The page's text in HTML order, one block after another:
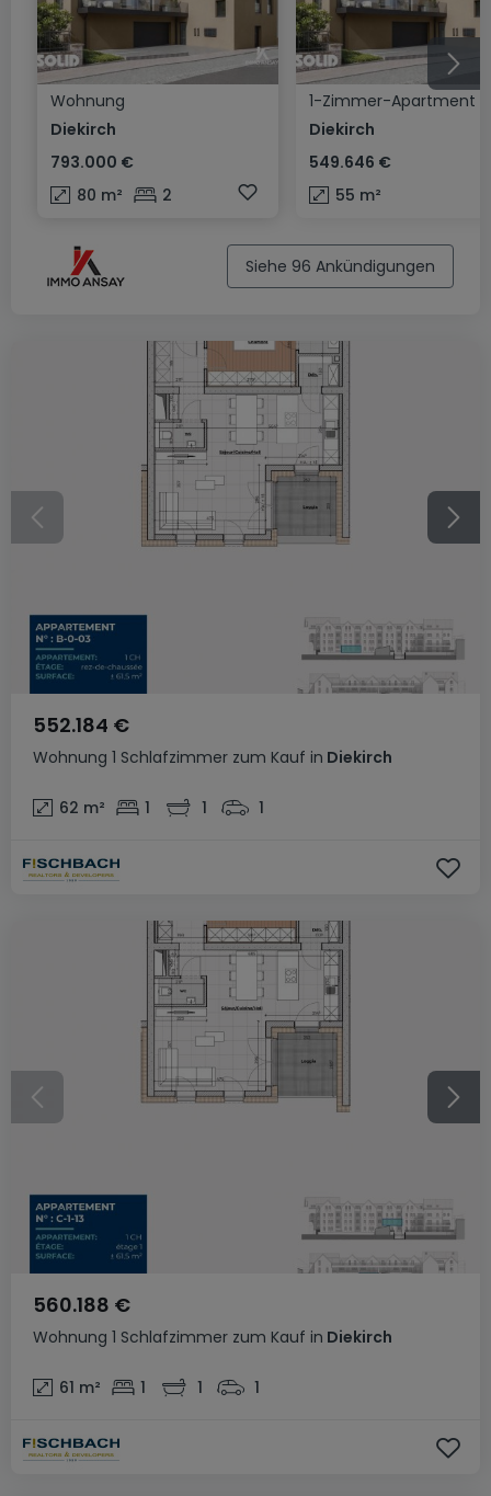
Wohnung
Diekirch
793.000 €
80 m² 2
1-Zimmer-Apartment
Diekirch
549.646 €
55 m²
Siehe 96 Ankündigungen
Wohnung 1 Schlafzimmer zum Kauf in Diekirch
552.184 €
62 m² 1 1 1
Wohnung 1 Schlafzimmer zum Kauf in Diekirch
560.188 €
61 m² 1 1 1